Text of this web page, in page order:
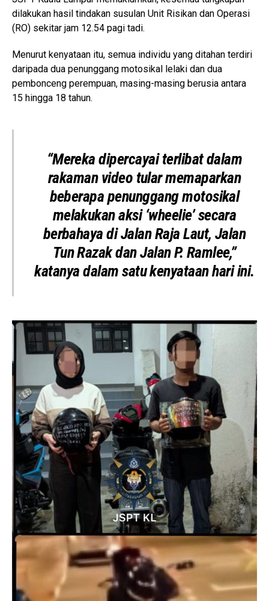
dilakukan hasil tindakan susulan Unit Risikan dan Operasi
(RO) sekitar jam 12.54 pagi tadi.
Menurut kenyataan itu, semua individu yang ditahan terdiri
daripada dua penunggang motosikal lelaki dan dua
pembonceng perempuan, masing-masing berusia antara
15 hingga 18 tahun.
“Mereka dipercayai terlibat dalam
rakaman video tular memaparkan
beberapa penunggang motosikal
melakukan aksi ‘wheelie’ secara
berbahaya diJalan Raja Laut, Jalan
Tun RazakdanJalan P. Ramlee,”
katanya dalam satu kenyataan hari ini.